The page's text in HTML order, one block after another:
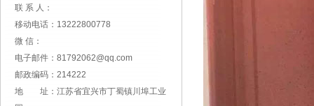
联 系 人：
移动电话：13222800778
微 信：
电子邮件：81792062@qq.com
邮政编码：214222
地 址：江苏省宜兴市丁蜀镇川埠工业